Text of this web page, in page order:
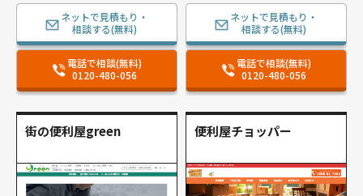
ネットで見積もり・
相談する(無料)
電話で相談(無料)
0120-480-056
ネットで見積もり・
相談する(無料)
電話で相談(無料)
0120-480-056
街の便利屋green 便利屋チョッパー